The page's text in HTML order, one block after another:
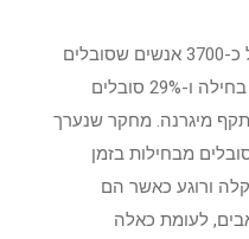
על פי סקר מקוון שנערך על כ-3700 אנשים שסובלים
ממיגרנות, 73% מעידים על בחילה ו-29% סובלים
מיגרנה. מחקר שנערך
מבחילות בזמן
ורוגע כאשר הם
לעומת כאלה